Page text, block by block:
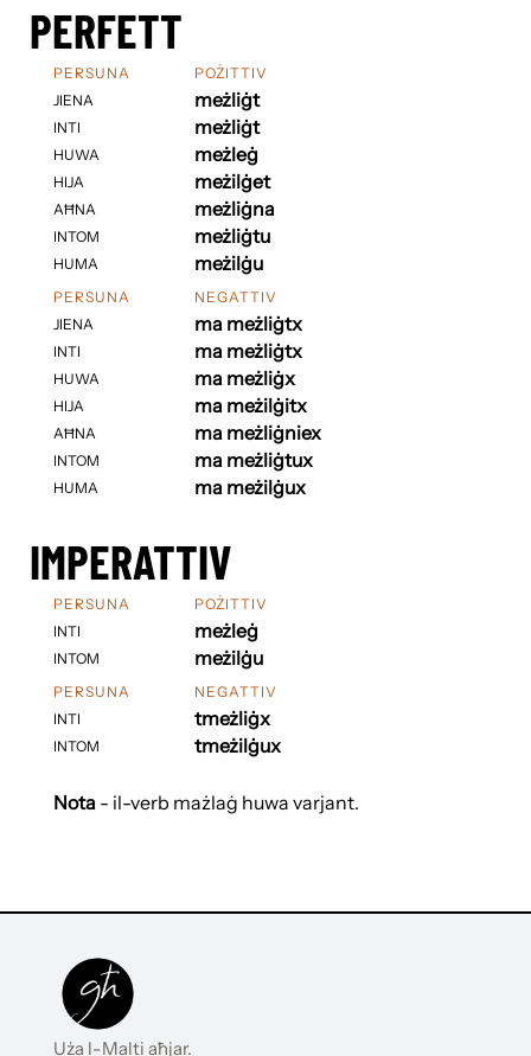
PERFETT
PERSUNA
JIENA
INTI
HUWA
HIJA
AĦNA
INTOM
HUMA
POŻITTIV
meżliġt
meżliġt
meżleġ
meżilġet
meżliġna
meżliġtu
meżilġu
PERSUNA
JIENA
INTI
HUWA
HIJA
AĦNA
INTOM
HUMA
NEGATTIV
ma meżliġtx
ma meżliġtx
ma meżliġx
ma meżilġitx
ma meżliġniex
ma meżliġtux
ma meżilġux
IMPERATTIV
PERSUNA
INTI
INTOM
POŻITTIV
meżleġ
meżilġu
PERSUNA
INTI
INTOM
NEGATTIV
tmeżliġx
tmeżilġux
Nota- il-verb mażlaġ huwa varjant.
Uża l-Malti aħjar.